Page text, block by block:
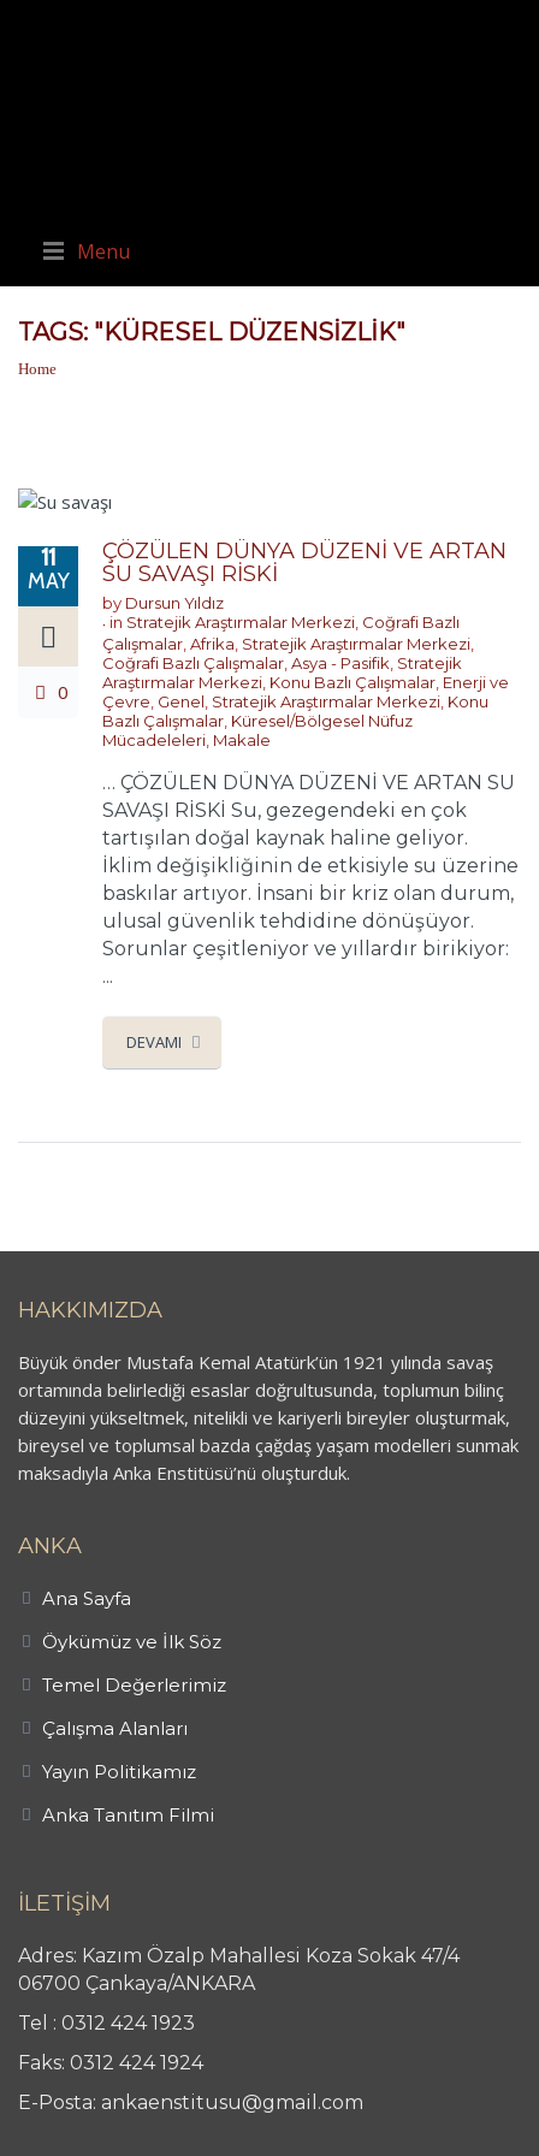
Menu
TAGS: "KÜRESEL DÜZENSIZLIK"
Home
11
MAY
0
ÇÖZÜLEN DÜNYA DÜZENİ VE ARTAN
SU SAVAŞI RİSKİ
by Dursun Yıldız
in Stratejik Araştırmalar Merkezi, Coğrafi Bazlı
Çalışmalar,Afrika, Stratejik Araştırmalar Merkezi,
Coğrafi Bazlı Çalışmalar,Asya - Pasifik, Stratejik
Araştırmalar Merkezi, Konu Bazlı Çalışmalar, Enerji ve
Çevre, Genel, Stratejik Araştırmalar Merkezi, Konu
Bazlı Çalışmalar, Küresel/Bölgesel Nüfuz
Mücadeleleri, Makale
… ÇÖZÜLEN DÜNYA DÜZENİ VE ARTAN SU
SAVAŞI RİSKİ Su, gezegendeki en çok
tartışılan doğal kaynak haline geliyor.
İklim değişikliğinin de etkisiyle su üzerine
baskılar artıyor. İnsani bir kriz olan durum,
ulusal güvenlik tehdidine dönüşüyor.
Sorunlar çeşitleniyor ve yıllardır birikiyor:
...
DEVAMI
HAKKIMIZDA
Büyük önder Mustafa Kemal Atatürk’ün 1921 yılında savaş
ortamında belirlediği esaslar doğrultusunda, toplumun bilinç
düzeyini yükseltmek, nitelikli ve kariyerli bireyler oluşturmak,
bireysel ve toplumsal bazda çağdaş yaşam modelleri sunmak
maksadıyla Anka Enstitüsü’nü oluşturduk.
ANKA
Ana Sayfa
Öykümüz ve İlk Söz
Temel Değerlerimiz
Çalışma Alanları
Yayın Politikamız
Anka Tanıtım Filmi
İLETİŞİM
Adres: Kazım Özalp Mahallesi Koza Sokak 47/4
06700 Çankaya/ANKARA
Tel : 0312 424 1923
Faks: 0312 424 1924
E-Posta: ankaenstitusu@gmail.com